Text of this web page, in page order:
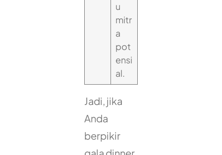
u
mitr
a
pot
ensi
al.
Jadi, jika
Anda
berpikir